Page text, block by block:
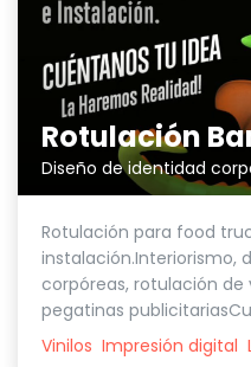
Rotulación
Diseño de identidad
Rotulación para food
instalación.Interiorismo,
corpóreas, rotulación de
pegatinas
Vinilos Impresión digital